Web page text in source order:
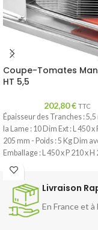
Coupe-Tomates
HT 5,5
202,80€ TTC
Épaisseur des Tranches : 5,5
la Lame : 10 Dim Ext : L 450 x
205 mm - Poids : 5 Kg Dim
Emballage : L 450 x P 210 x
Poids : 6 Kg
Livraison
En France et